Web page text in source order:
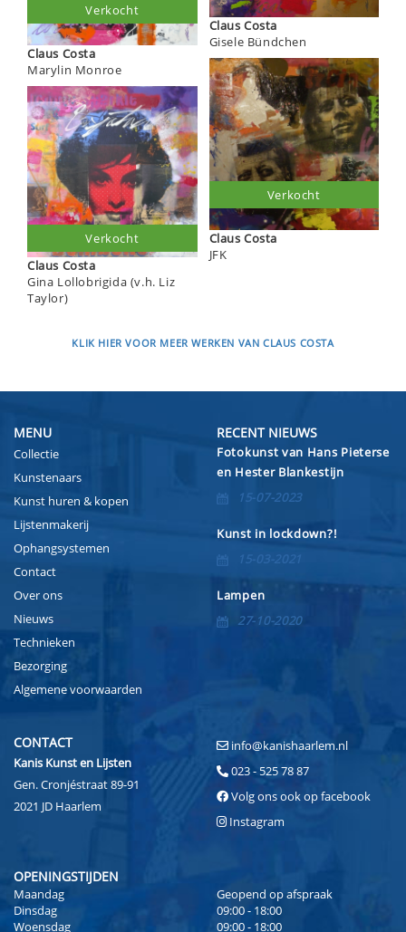
Claus Costa
Marylin Monroe
Verkocht
Claus Costa
Gina Lollobrigida (v.h. Liz
Taylor)
Verkocht
Claus Costa
Gisele Bündchen
Claus Costa
JFK
Verkocht
KLIK HIER VOOR MEER WERKEN VAN CLAUS COSTA
MENU
Collectie
Kunstenaars
Kunst huren & kopen
Lijstenmakerij
Ophangsystemen
Contact
Over ons
Nieuws
Technieken
Bezorging
Algemene voorwaarden
RECENT NIEUWS
Fotokunst van Hans Pieterse
en Hester Blankestijn
15-07-2023
Kunst in lockdown?!
15-03-2021
Lampen
27-10-2020
CONTACT
Kanis Kunst en Lijsten
Gen. Cronjéstraat 89-91
2021 JD Haarlem
info@kanishaarlem.nl
023 - 525 78 87
Volg ons ook op facebook
Instagram
OPENINGSTIJDEN
Maandag
Geopend op afspraak
Dinsdag
09:00 - 18:00
Woensdag
09:00 - 18:00